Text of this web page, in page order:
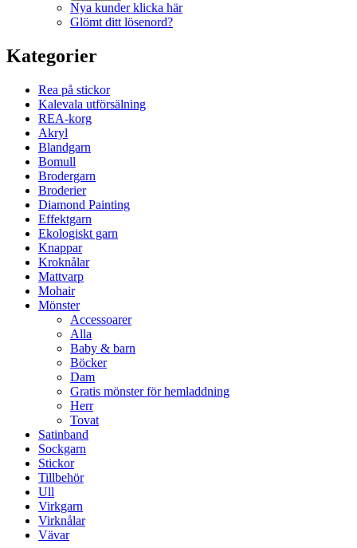
Nya kunder klicka här
Glömt ditt lösenord?
Kategorier
Rea på stickor
Kalevala utförsälning
REA-korg
Akryl
Blandgarn
Bomull
Brodergarn
Broderier
Diamond Painting
Effektgarn
Ekologiskt garn
Knappar
Kroknålar
Mattvarp
Mohair
Mönster
Accessoarer
Alla
Baby & barn
Böcker
Dam
Gratis mönster för hemladdning
Herr
Tovat
Satinband
Sockgarn
Stickor
Tillbehör
Ull
Virkgarn
Virknålar
Vävar